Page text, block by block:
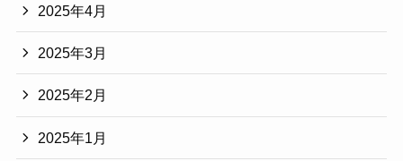
2025年4月
2025年3月
2025年2月
2025年1月